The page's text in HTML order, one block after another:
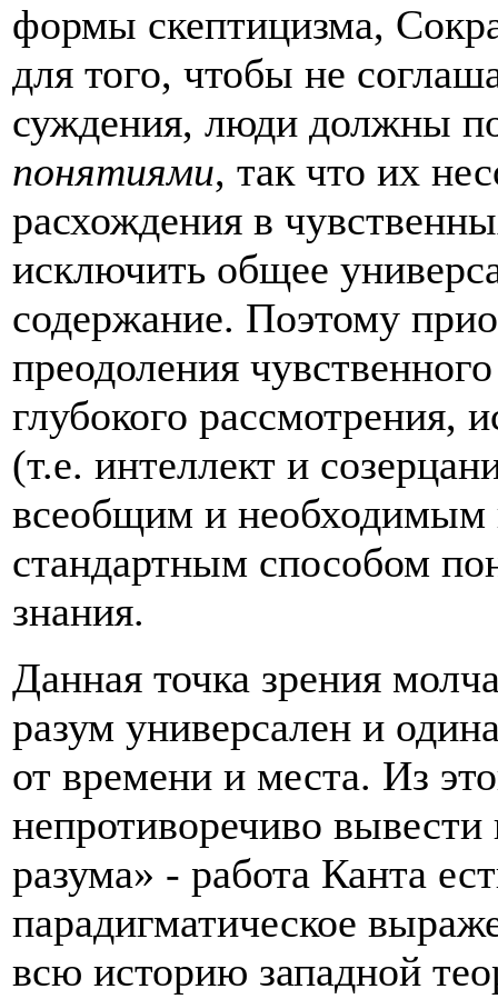
формы скептицизма,
для того, чтобы не
суждения, люди должны
понятиями, так что их
расхождения в
исключить общее
содержание. Поэтому
преодоления
глубокого рассмотрения,
(т.е. интеллект и
всеобщим и необходимым
стандартным способом
знания.
Данная точка зрения
разум универсален и
от времени и места. Из
непротиворечиво
разума» - работа Канта
парадигматическое
всю историю западной